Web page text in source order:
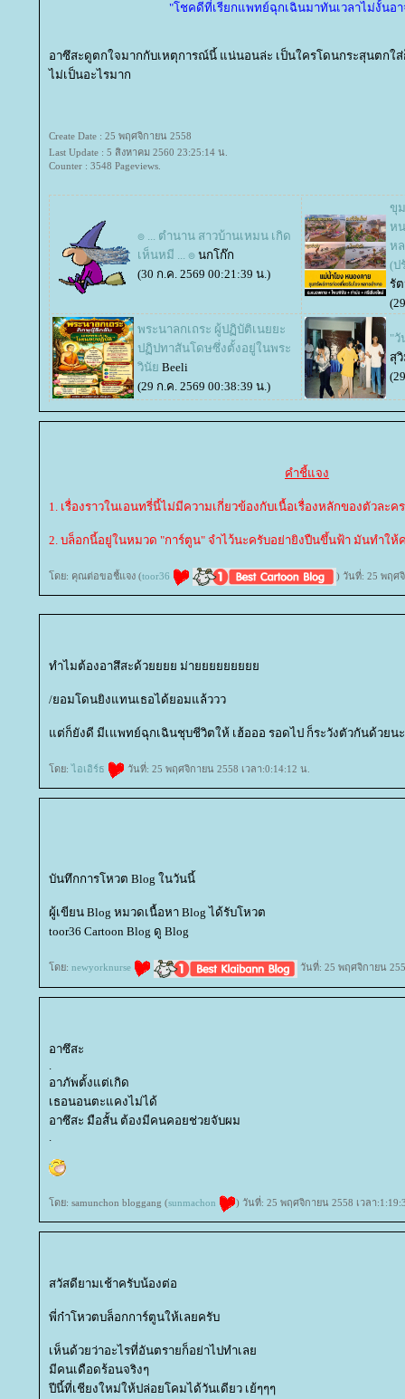
"โชคดีที่เรียกแพทย์ฉุกเฉินมาทันเวลาไม่งั้นอ
อาซึสะดูตกใจมากกับเหตุการณ์นี้ แน่นอนล่ะ เป็นใครโดนกระสุนตกใ
ไม่เป็นอะไรมาก
Create Date : 25 พฤศจิกายน 2558
Last Update : 5 สิงหาคม 2560 23:25:14 น.
Counter : 3548 Pageviews.
๏ ... ตำนาน สาวบ้านเหมน เกิด
เห็นหมี ... ๏ นกโก๊ก
(30 ก.ค. 2569 00:21:39 น.)
ขุ
ห
ห
(ป
รั
พระนาลกเถระ ผู้ปฏิบัติเนยยะ
ปฏิปทาสันโดษซึ่งตั้งอยู่ในพระ
วินั Beeli
(29 ก.ค. 2569 00:38:39 น.)
"วั
สุ
คำชี้แจง
1. เรื่องราวในเอนทรี่นี้ไม่มีความเกี่ยวข้องกับเนื้อเรื่องหลักของตัวละค
2. บล็อกนี้อยู่ในหมวด "การ์ตูน" จำไว้นะครับอย่ายิงปืนขึ้นฟ้า มันทำให้
ดย: คุณต่อขอชี้แจง (toor36 ) วันที่: 25 พฤศ
ทำไมต้องอาสึสะด้วยยยย ม่า
/ยอมโดนยิงแทนเธอได้ยอมแล้ววว
ต่ก็ยังดี มีเแพทย์ฉุกเฉินชุบชีวิตให้ เฮ้อออ รอดไป ก็ระวังตัวกันด้วยน
ดย: ไอเอิร์ธ วันที่: 25 พฤศจิกายน 2558 เวลา:0:14:12 น.
บันทึกการโหวต Blog ในวันนี้
ผู้เขียน Blog หมวดเนื้อหา Blog ได้รับโหวต
toor36 Cartoon Blog ดู Blog
ดย: newyorknurse วันที่: 25 พฤศจิกายน
อาซึสะ
อาภัพตั้งแต่เกิด
เธอนอนตะแคงไม่ได้
อาซึสะ มือสั้น ต้องมีคนคอยช่วยจับผม
ดย: samunchon bloggang (sunmachon ) วันที่: 25 พฤศจิกายน 2558 เวลา
สวัสดียามเช้าครับน้องต่อ
พี่ก๋าโหวตบล็อกการ์ตูนให้เลยครับ
เห็นด้วยว่าอะไรที่อันตรายก็อย่าไปทำเล
มีคนเดือดร้อนจริงๆ
ปีนี้ที่เชียงใหม่ให้ปล่อยโคมได้วันเดียว เย้ๆๆๆ